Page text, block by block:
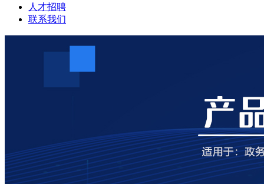
人才招聘
联系我们